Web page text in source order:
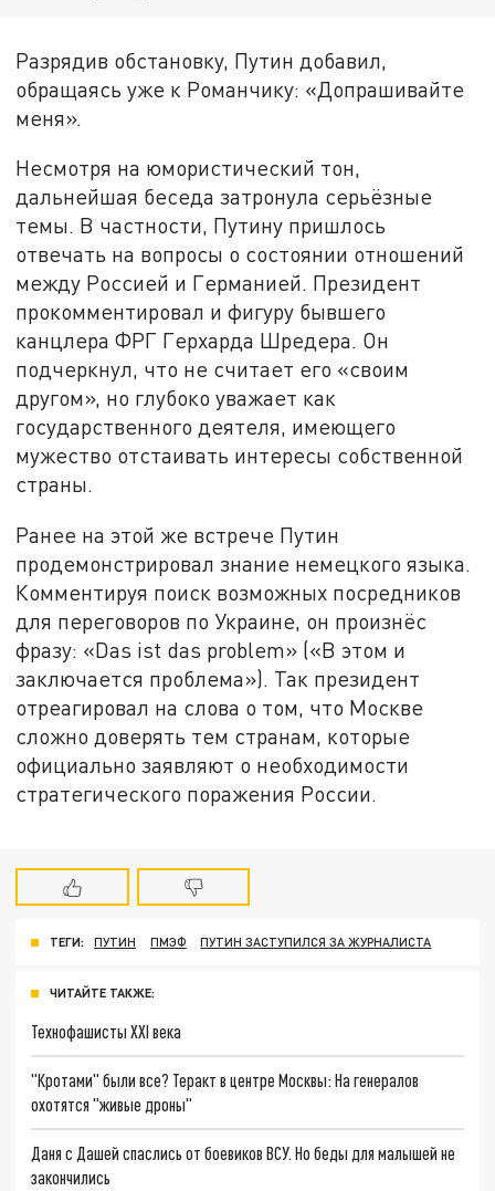
Разрядив обстановку, Путин добавил,
обращаясь уже к Романчику: «Допрашивайте
меня».
Несмотря на юмористический тон,
дальнейшая беседа затронула серьёзные
темы. В частности, Путину пришлось
отвечать на вопросы о состоянии отношений
между Россией и Германией. Президент
прокомментировал и фигуру бывшего
канцлера ФРГ Герхарда Шредера. Он
подчеркнул, что не считает его «своим
другом», но глубоко уважает как
государственного деятеля, имеющего
мужество отстаивать интересы собственной
страны.
Ранее на этой же встрече Путин
продемонстрировал знание немецкого языка.
Комментируя поиск возможных посредников
для переговоров по Украине, он произнёс
фразу: «Das ist das problem» («В этом и
заключается проблема»). Так президент
отреагировал на слова о том, что Москве
сложно доверять тем странам, которые
официально заявляют о необходимости
стратегического поражения России.
ТЕГИ: ПУТИН ПМЭФ ПУТИН ЗАСТУПИЛСЯ ЗА ЖУРНАЛИСТА
ЧИТАЙТЕ ТАКЖЕ:
Технофашисты XXI века
"Кротами" были все? Теракт в центре Москвы: На генералов
охотятся "живые дроны"
Даня с Дашей спаслись от боевиков ВСУ. Но беды для малышей не
закончились